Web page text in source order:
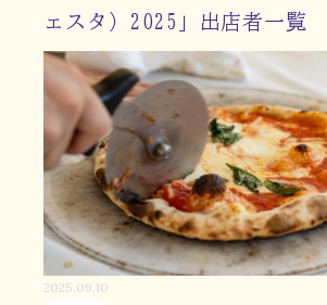
ェスタ）2025」出店者一覧
2025.09.10